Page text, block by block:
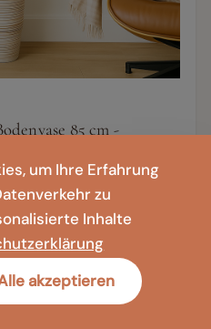
um Ihre Erfahrung
zu
Inhalte
akzeptieren
85 cm -
+4